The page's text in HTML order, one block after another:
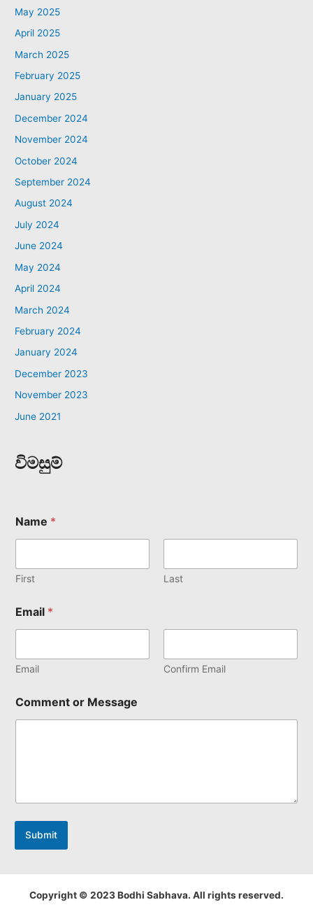
May 2025
April 2025
March 2025
February 2025
January 2025
December 2024
November 2024
October 2024
September 2024
August 2024
July 2024
June 2024
May 2024
April 2024
March 2024
February 2024
January 2024
December 2023
November 2023
June 2021
විමසුම්
Name *
First Last
Email *
Email Confirm Email
Comment or Message
Submit
Copyright © 2023 Bodhi Sabhava. All rights reserved.